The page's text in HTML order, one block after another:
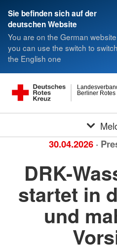
Sie befinden sich auf der
deutschen Website
You are on the German
you can use the switch to
the English one
Berliner Rotes
30.04.2026 ·
DRK-
startet in
und